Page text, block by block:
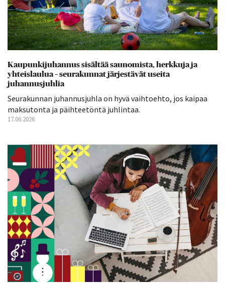
Kaupunkijuhannus sisältää saunomista, herkkuja ja
yhteislaulua – seurakunnat järjestävät useita
juhannusjuhlia
Seurakunnan juhannusjuhla on hyvä vaihtoehto, jos kaipaa
maksutonta ja päihteetöntä juhlintaa.
17.06.2026